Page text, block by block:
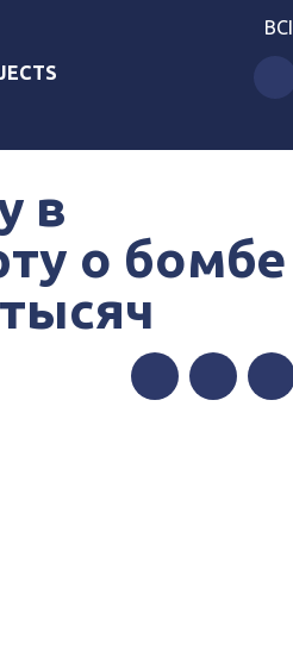
BCI
в
о бомбе